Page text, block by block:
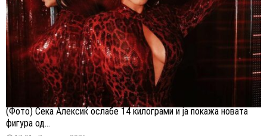
(Фото) Сека Алексиќ ослабе 14 килограми и ја покажа новата
фигура од...